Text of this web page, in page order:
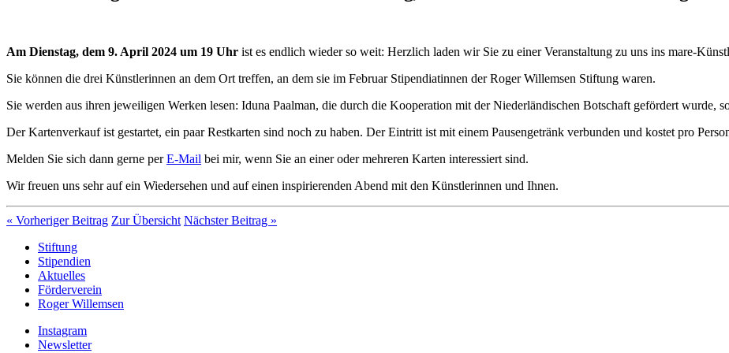
Am Dienstag, dem 9. April 2024 um 19 Uhr ist es endlich wieder so weit: Herzlich laden wir Sie zu einer Veranstaltung zu uns ins mare-
Sie können die drei Künstlerinnen an dem Ort treffen, an dem sie im Februar Stipendiatinnen der Roger Willemsen Stiftung waren.
Sie werden aus ihren jeweiligen Werken lesen: Iduna Paalman, die durch die Kooperation mit der Niederländischen Botschaft gefördert wurde,
Der Kartenverkauf ist gestartet, ein paar Restkarten sind noch zu haben. Der Eintritt ist mit einem Pausengetränk verbunden und kostet pro
Melden Sie sich dann gerne perE-Mail bei mir, wenn Sie an einer oder mehreren Karten interessiert sind.
Wir freuen uns sehr auf ein Wiedersehen und auf einen inspirierenden Abend mit den Künstlerinnen und Ihnen.
« Vorheriger Beitrag Zur Übersicht Nächster Beitrag »
Stiftung
Stipendien
Aktuelles
Förderverein
Roger Willemsen
Instagram
Newsletter